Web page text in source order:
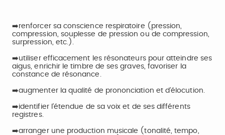
➡️renforcer sa conscience respiratoire (pression,
compression, souplesse de pression ou de compression,
surpression, etc.).
➡️utiliser efficacement les résonateurs pour atteindre ses
aigus, enrichir le timbre de ses graves, favoriser la
constance de résonance.
➡️augmenter la qualité de prononciation et d’élocution.
➡️identifier l’étendue de sa voix et de ses différents
registres.
➡️arranger une production musicale (tonalité, tempo,